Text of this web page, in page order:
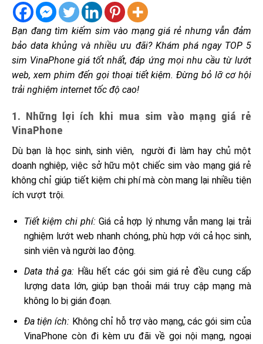
Bạn đang tìm kiếm sim vào mạng giá rẻ nhưng vẫn đảm
bảo data khủng và nhiều ưu đãi? Khám phá ngay TOP 5
sim VinaPhone giá tốt nhất, đáp ứng mọi nhu cầu từ lướt
web, xem phim đến gọi thoại tiết kiệm. Đừng bỏ lỡ cơ hội
trải nghiệm internet tốc độ cao!
1. Những lợi ích khi mua sim vào mạng giá rẻ
VinaPhone
Dù bạn là học sinh, sinh viên, người đi làm hay chủ một
doanh nghiệp, việc sở hữu một chiếc sim vào mạng giá rẻ
không chỉ giúp tiết kiệm chi phí mà còn mang lại nhiều tiện
ích vượt trội.
Tiết kiệm chi phí: Giá cả hợp lý nhưng vẫn mang lại trải
nghiệm lướt web nhanh chóng, phù hợp với cả học sinh,
sinh viên và người lao động.
Data thả ga: Hầu hết các gói sim giá rẻ đều cung cấp
lượng data lớn, giúp bạn thoải mái truy cập mạng mà
không lo bị gián đoạn.
Đa tiện ích: Không chỉ hỗ trợ vào mạng, các gói sim của
VinaPhone còn đi kèm ưu đãi về gọi nội mạng, ngoại